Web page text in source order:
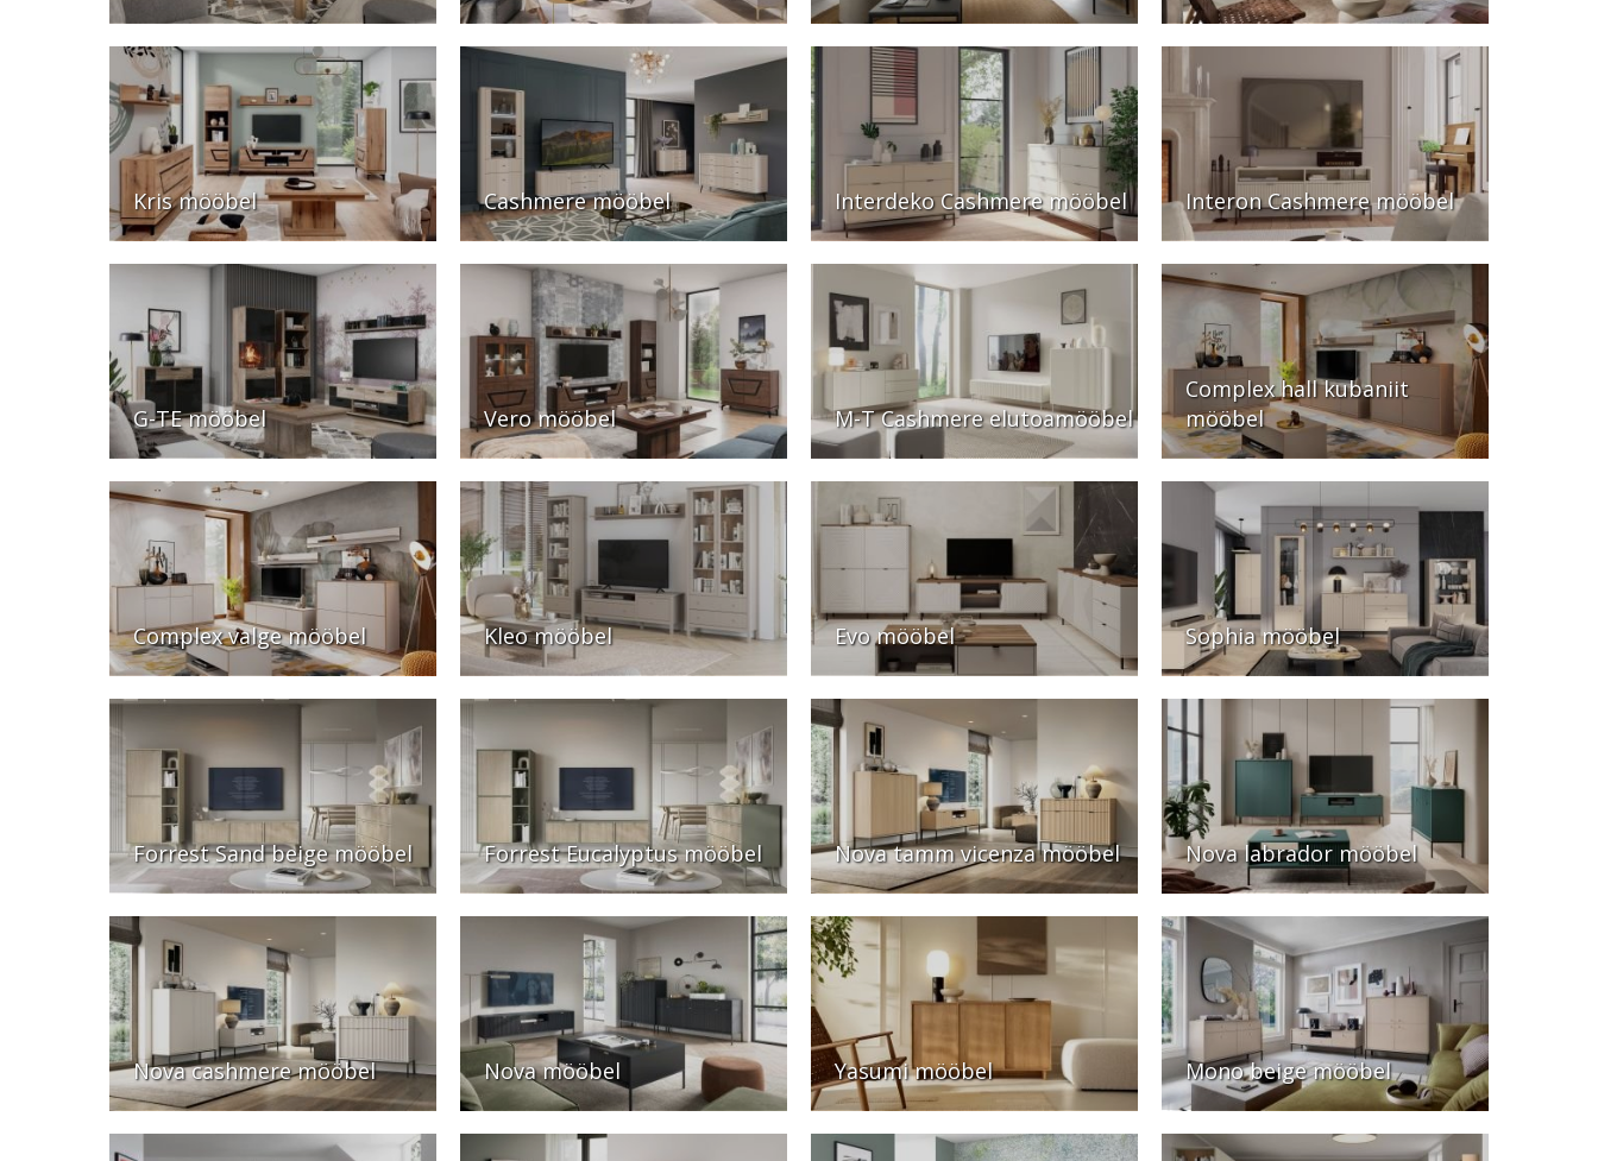
Kris mööbel Cashmere mööbel Interdeko Cashmere mööbel Interon Cashmere mööbel
G-TE mööbel Vero mööbel M-T Cashmere elutoamööbel
Complex hall kubaniit
mööbel
Complex valge mööbel Kleo mööbel Evo mööbel Sophia mööbel
Forrest Sand beige mööbel Forrest Eucalyptus mööbel Nova tamm vicenza mööbel Nova labrador mööbel
Nova cashmere mööbel Nova mööbel Yasumi mööbel Mono beige mööbel